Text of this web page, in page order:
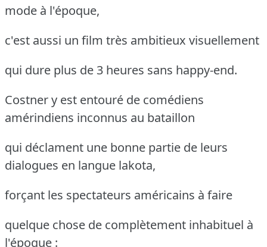
mode à l'époque,
c'est aussi un film très ambitieux visuellement
qui dure plus de 3 heures sans happy-end.
Costner y est entouré de comédiens
amérindiens inconnus au bataillon
qui déclament une bonne partie de leurs
dialogues en langue lakota,
forçant les spectateurs américains à faire
quelque chose de complètement inhabituel à
l'époque :